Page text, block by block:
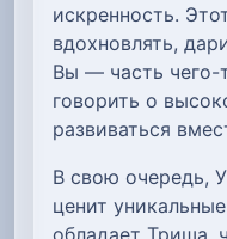
искренность.
вдохновлять,
Вы — часть
говорить о
развиваться
В свою очередь,
ценит
обладает Триша,